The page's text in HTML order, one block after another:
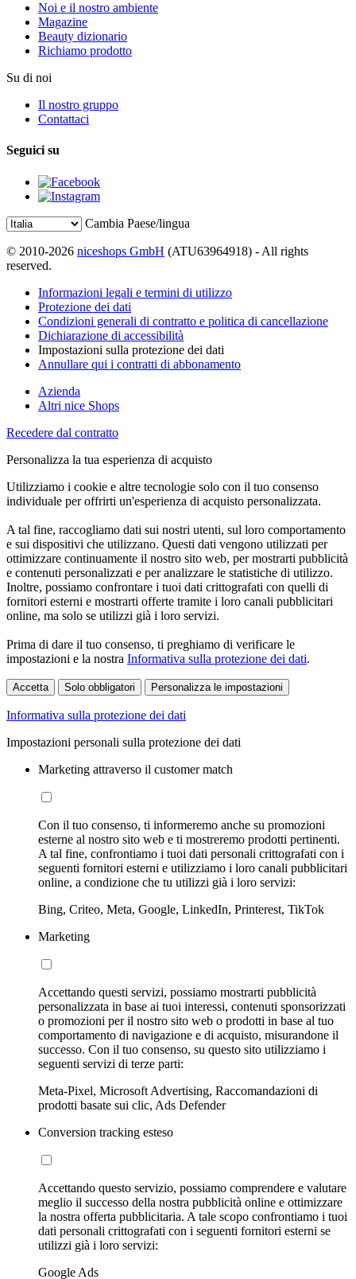
Noi e il nostro ambiente
Magazine
Beauty dizionario
Richiamo prodotto
Su di noi
Il nostro gruppo
Contattaci
Seguici su
Cambia Paese/lingua
© 2010-2026 niceshops GmbH (ATU63964918) - All rights
reserved.
Informazioni legali e termini di utilizzo
Protezione dei dati
Condizioni generali di contratto e politica di cancellazione
Dichiarazione di accessibilità
Impostazioni sulla protezione dei dati
Annullare qui i contratti di abbonamento
Azienda
Altri nice Shops
Recedere dal contratto
Personalizza la tua esperienza di acquisto
Utilizziamo i cookie e altre tecnologie solo con il tuo consenso
individuale per offrirti un'esperienza di acquisto personalizzata.
A tal fine, raccogliamo dati sui nostri utenti, sul loro comportamento
e sui dispositivi che utilizzano. Questi dati vengono utilizzati per
ottimizzare continuamente il nostro sito web, per mostrarti pubblicità
e contenuti personalizzati e per analizzare le statistiche di utilizzo.
Inoltre, possiamo confrontare i tuoi dati crittografati con quelli di
fornitori esterni e mostrarti offerte tramite i loro canali pubblicitari
online, ma solo se utilizzi già i loro servizi.
Prima di dare il tuo consenso, ti preghiamo di verificare le
impostazioni e la nostra Informativa sulla protezione dei dati.
Accetta Solo obbligatori Personalizza le impostazioni
Informativa sulla protezione dei dati
Impostazioni personali sulla protezione dei dati
Marketing attraverso il customer match
Con il tuo consenso, ti informeremo anche su promozioni
esterne al nostro sito web e ti mostreremo prodotti pertinenti.
A tal fine, confrontiamo i tuoi dati personali crittografati con i
seguenti fornitori esterni e utilizziamo i loro canali pubblicitari
online, a condizione che tu utilizzi già i loro servizi:
Bing, Criteo, Meta, Google, LinkedIn, Printerest, TikTok
Marketing
Accettando questi servizi, possiamo mostrarti pubblicità
personalizzata in base ai tuoi interessi, contenuti sponsorizzati
o promozioni per il nostro sito web o prodotti in base al tuo
comportamento di navigazione e di acquisto, misurandone il
successo. Con il tuo consenso, su questo sito utilizziamo i
seguenti servizi di terze parti:
Meta-Pixel, Microsoft Advertising, Raccomandazioni di
prodotti basate sui clic, Ads Defender
Conversion tracking esteso
Accettando questo servizio, possiamo comprendere e valutare
meglio il successo della nostra pubblicità online e ottimizzare
la nostra offerta pubblicitaria. A tale scopo confrontiamo i tuoi
dati personali crittografati con i seguenti fornitori esterni se
utilizzi già i loro servizi:
Google Ads